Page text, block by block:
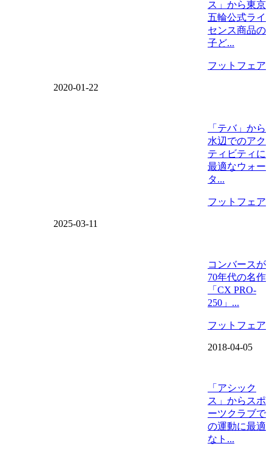
ス」から東京
五輪公式ライ
センス商品の
子ど...
フットフェア
2020-01-22
「テバ」から
水辺でのアク
ティビティに
最適なウォー
タ...
フットフェア
2025-03-11
コンバースが
70年代の名作
「CX PRO-
250」...
フットフェア
2018-04-05
「アシック
ス」からスポ
ーツクラブで
の運動に最適
なト...